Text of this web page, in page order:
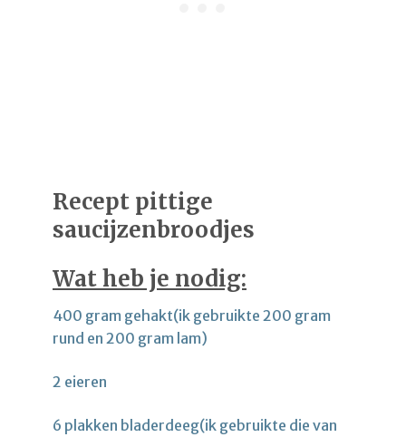
Recept pittige
saucijzenbroodjes
Wat heb je nodig:
400 gram gehakt(ik gebruikte 200 gram
rund en 200 gram lam)
2 eieren
6 plakken bladerdeeg(ik gebruikte die van